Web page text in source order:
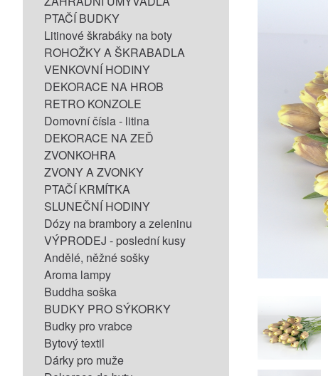
PTAČÍ BUDKY
Litinové škrabáky na boty
ROHOŽKY A ŠKRABADLA
VENKOVNÍ HODINY
DEKORACE NA HROB
RETRO KONZOLE
Domovní čísla - litina
DEKORACE NA ZEĎ
ZVONKOHRA
ZVONY A ZVONKY
PTAČÍ KRMÍTKA
SLUNEČNÍ HODINY
Dózy na brambory a zeleninu
VÝPRODEJ - poslední kusy
Andělé, něžné sošky
Aroma lampy
Buddha soška
BUDKY PRO SÝKORKY
Budky pro vrabce
Bytový textil
Dárky pro muže